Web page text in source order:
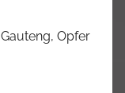
Opfer